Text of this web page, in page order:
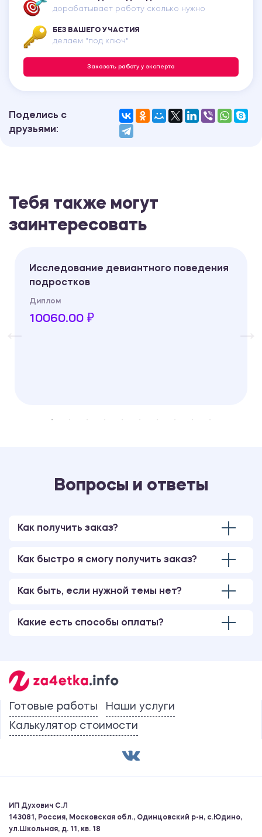
дорабатывает работу сколько нужно
БЕЗ ВАШЕГО УЧАСТИЯ
делаем "под ключ"
Заказать работу у эксперта
Поделись с
друзьями:
Тебя также могут
заинтересовать
Исследование девиантного поведения
подростков
Диплом
10060.00 ₽
Вопросы и ответы
Как получить заказ?
Как быстро я смогу получить заказ?
Как быть, если нужной темы нет?
Какие есть способы оплаты?
Готовые работы
Наши услуги
Калькулятор стоимости
ИП Духович С.Л
143081, Россия, Московская обл., Одинцовский р-н, с.Юдино,
ул.Школьная, д. 11, кв. 18